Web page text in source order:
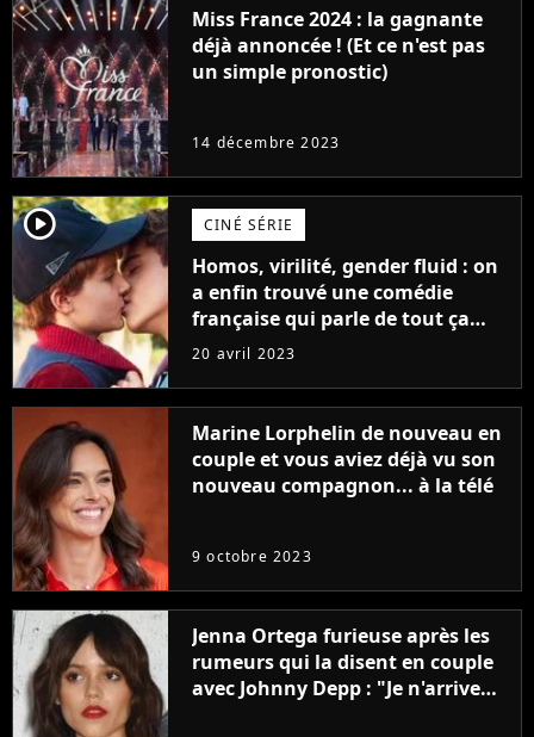
Miss France 2024 : la gagnante
déjà annoncée ! (Et ce n'est pas
un simple pronostic)
14 décembre 2023
player2 CINÉ SÉRIE
Homos, virilité, gender fluid : on
a enfin trouvé une comédie
française qui parle de tout ça
sans être super ringarde
20 avril 2023
Marine Lorphelin de nouveau en
couple et vous aviez déjà vu son
nouveau compagnon... à la télé
9 octobre 2023
Jenna Ortega furieuse après les
rumeurs qui la disent en couple
avec Johnny Depp : "Je n'arrive